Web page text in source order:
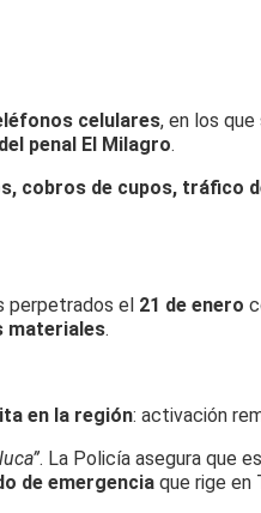
celulares, en los que
penal El Milagro.
cobros de cupos, tráfico
perpetrados el 21 de enero
materiales.
en la región: activación
. La Policía asegura que
de emergencia que rige en